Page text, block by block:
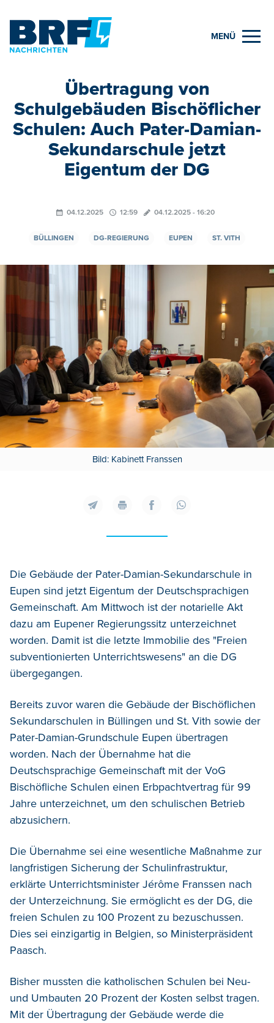
MENÜ
Übertragung von
Schulgebäuden Bischöflicher
Schulen: Auch Pater-Damian-
Sekundarschule jetzt
Eigentum der DG
04.12.2025 12:59 04.12.2025 - 16:20
BÜLLINGEN DG-REGIERUNG EUPEN ST. VITH
Bild: Kabinett Franssen
Die Gebäude der Pater-Damian-Sekundarschule in
Eupen sind jetzt Eigentum der Deutschsprachigen
Gemeinschaft. Am Mittwoch ist der notarielle Akt
dazu am Eupener Regierungssitz unterzeichnet
worden. Damit ist die letzte Immobilie des "Freien
subventionierten Unterrichtswesens" an die DG
übergegangen.
Bereits zuvor waren die Gebäude der Bischöflichen
Sekundarschulen in Büllingen und St. Vith sowie der
Pater-Damian-Grundschule Eupen übertragen
worden. Nach der Übernahme hat die
Deutschsprachige Gemeinschaft mit der VoG
Bischöfliche Schulen einen Erbpachtvertrag für 99
Jahre unterzeichnet, um den schulischen Betrieb
abzusichern.
Die Übernahme sei eine wesentliche Maßnahme zur
langfristigen Sicherung der Schulinfrastruktur,
erklärte Unterrichtsminister Jérôme Franssen nach
der Unterzeichnung. Sie ermöglicht es der DG, die
freien Schulen zu 100 Prozent zu bezuschussen.
Dies sei einzigartig in Belgien, so Ministerpräsident
Paasch.
Bisher mussten die katholischen Schulen bei Neu-
und Umbauten 20 Prozent der Kosten selbst tragen.
Mit der Übertragung der Gebäude werde die